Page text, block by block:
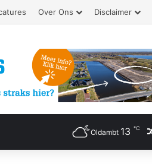
Over Ons Disclaimer
Oldambt 13 ℃